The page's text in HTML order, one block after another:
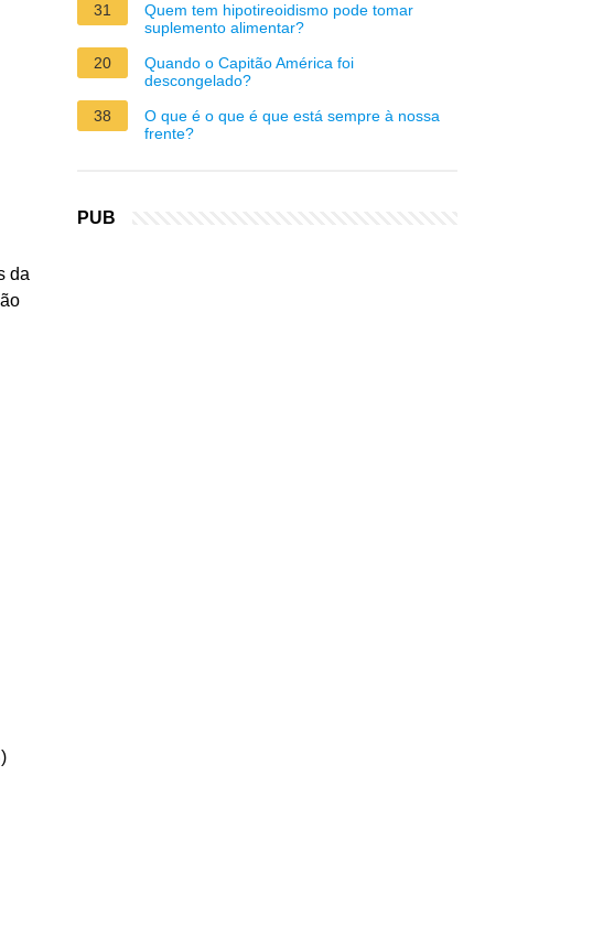
da
31
Quem tem hipotireoidismo pode tomar
suplemento alimentar?
20
Quando o Capitão América foi
descongelado?
38
O que é o que é que está sempre à nossa
frente?
PUB